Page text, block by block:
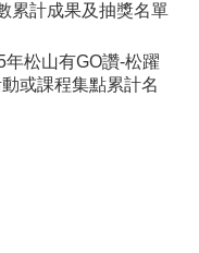
累計成果及抽獎名單
年松山有GO讚-松躍
或課程集點累計名